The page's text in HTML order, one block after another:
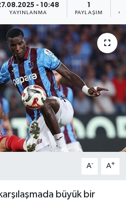
- 10:48
YAYINLANMA
1
PAYLAŞIM
A- A+
büyük bir